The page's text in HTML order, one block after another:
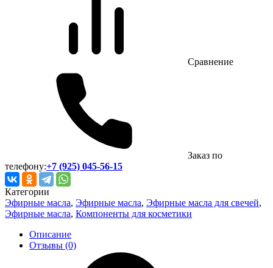
Сравнение
Заказ по
телефону:+7 (925) 045-56-15
Категории
Эфирные масла, Эфирные масла, Эфирные масла для свечей,
Эфирные масла, Компоненты для косметики
Описание
Отзывы (0)